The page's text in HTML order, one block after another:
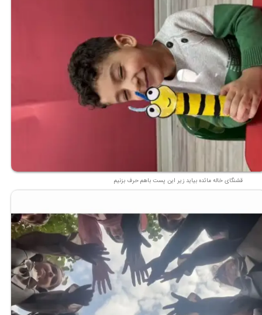
قشنگای خاله مائده بیاید زیر این پست باهم حرف بزنیم